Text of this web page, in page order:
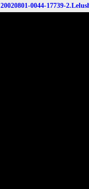
20020801-0044-17739-